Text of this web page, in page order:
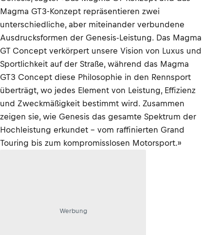
Magma GT3-Konzept repräsentieren zwei
unterschiedliche, aber miteinander verbundene
Ausdrucksformen der Genesis-Leistung. Das Magma
GT Concept verkörpert unsere Vision von Luxus und
Sportlichkeit auf der Straße, während das Magma
GT3 Concept diese Philosophie in den Rennsport
überträgt, wo jedes Element von Leistung, Effizienz
und Zweckmäßigkeit bestimmt wird. Zusammen
zeigen sie, wie Genesis das gesamte Spektrum der
Hochleistung erkundet – vom raffinierten Grand
Touring bis zum kompromisslosen Motorsport.»
Werbung